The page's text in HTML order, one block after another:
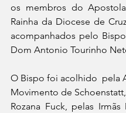
os membros do
Rainha da Diocese de
acompanhados pelo
Dom Antonio Tourinho
O Bispo foi acolhido  pela
Movimento de
Rozana Fuck, pelas Irmãs